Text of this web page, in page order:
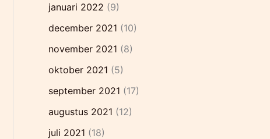
januari 2022 (9)
december 2021 (10)
november 2021 (8)
oktober 2021 (5)
september 2021 (17)
augustus 2021 (12)
juli 2021 (18)